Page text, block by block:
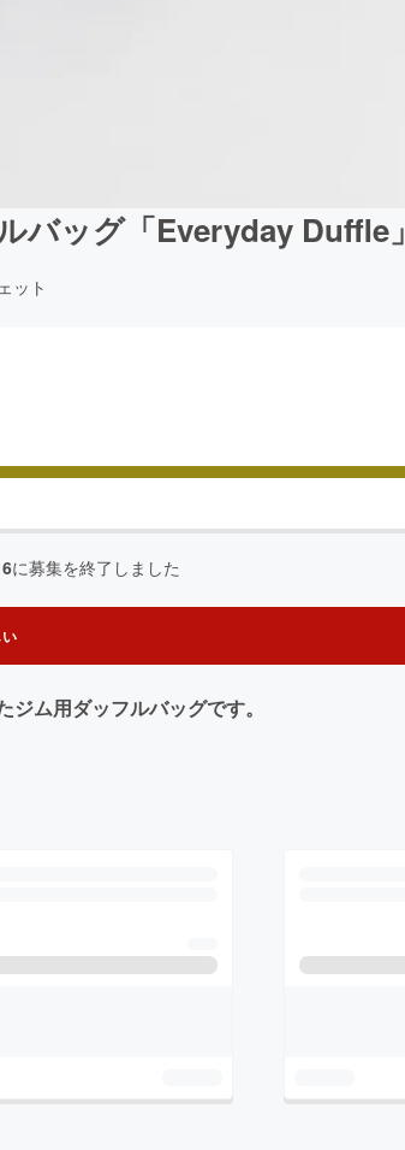
バッグ「Everyday Duffle」
ット
に募集を終了しました
ム用ダッフルバッグです。